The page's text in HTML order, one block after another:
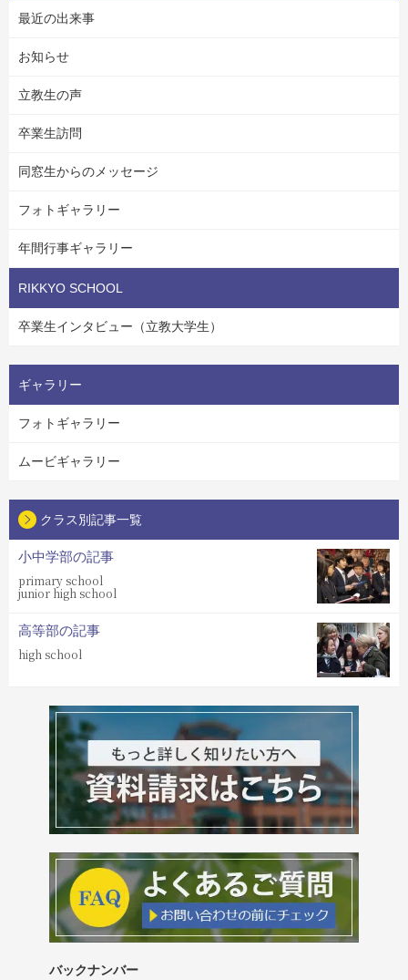
最近の出来事
お知らせ
立教生の声
卒業生訪問
同窓生からのメッセージ
フォトギャラリー
年間行事ギャラリー
RIKKYO SCHOOL
卒業生インタビュー（立教大学生）
ギャラリー
フォトギャラリー
ムービギャラリー
クラス別記事一覧
小中学部の記事
primary school
junior high school
高等部の記事
high school
バックナンバー